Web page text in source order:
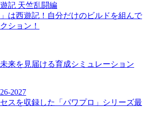
記 天竺乱闘編
は西遊記！自分だけのビルドを組んで
ション！
来を見届ける育成シミュレーション
2027
スを収録した「パワプロ」シリーズ最